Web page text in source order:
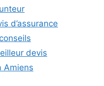
d’assurance
devis
Amiens